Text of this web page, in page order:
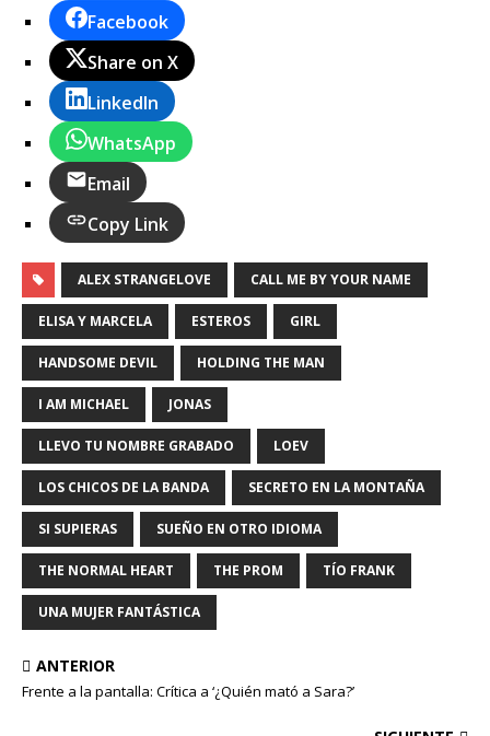
Facebook
Share on X
LinkedIn
WhatsApp
Email
Copy Link
ALEX STRANGELOVE CALL ME BY YOUR NAME
ELISA Y MARCELA ESTEROS GIRL
HANDSOME DEVIL HOLDING THE MAN
I AM MICHAEL JONAS
LLEVO TU NOMBRE GRABADO LOEV
LOS CHICOS DE LA BANDA SECRETO EN LA MONTAÑA
SI SUPIERAS SUEÑO EN OTRO IDIOMA
THE NORMAL HEART THE PROM TÍO FRANK
UNA MUJER FANTÁSTICA
ANTERIOR
Frente a la pantalla: Crítica a ‘¿Quién mató a Sara?’